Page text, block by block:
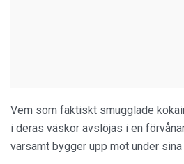
Vem som faktiskt smugglade
i deras väskor avslöjas i en
varsamt bygger upp mot under